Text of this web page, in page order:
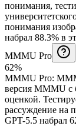
понимания,
понимания
набрал 88.3% в
MMMU Pro
62%
MMMU Pro:
версия MMMU с
оценкой.
рассуждение на
GPT-5.5 набрал